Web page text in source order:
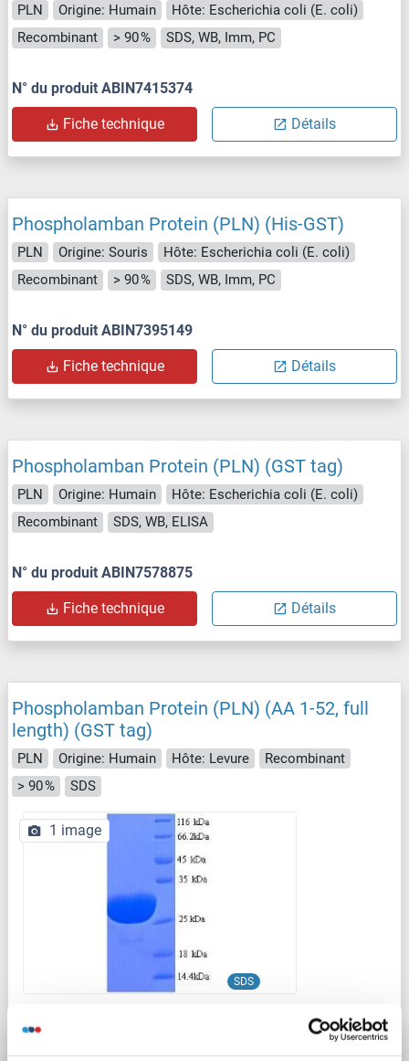
PLN Origine: Humain
Hôte: Escherichia coli (E. coli)
Recombinant
> 90 % SDS, WB, Imm, PC
N° du produit ABIN7415374
Fiche technique Détails
Phospholamban Protein (PLN) (His-GST)
PLN Origine: Souris
Hôte: Escherichia coli (E. coli)
Recombinant
> 90 % SDS, WB, Imm, PC
N° du produit ABIN7395149
Fiche technique Détails
Phospholamban Protein (PLN) (GST tag)
PLN Origine: Humain
Hôte: Escherichia coli (E. coli)
Recombinant
SDS, WB, ELISA
N° du produit ABIN7578875
Fiche technique Détails
Phospholamban Protein (PLN) (AA 1-52, full
length) (GST tag)
PLN Origine: Humain Hôte: Levure
Recombinant
> 90 %
SDS
SDS
1 image